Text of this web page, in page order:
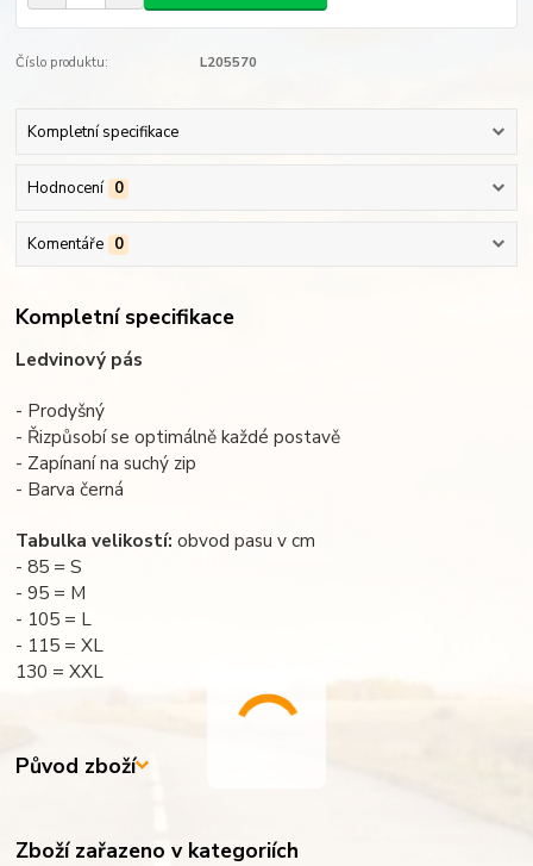
Číslo produktu: L205570
Kompletní specifikace
Hodnocení 0
Komentáře 0
Kompletní specifikace
Ledvinový pás
- Prodyšný
- Řizpůsobí se optimálně každé postavě
- Zapínaní na suchý zip
- Barva černá
Tabulka velikostí: obvod pasu v cm
- 85 = S
- 95 = M
- 105 = L
- 115 = XL
130 = XXL
Původ zboží
Zboží zařazeno v kategoriích